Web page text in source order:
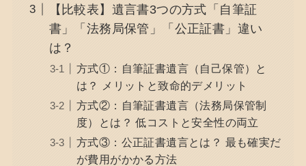
【比較表】遺言書3つの方式「自筆証
書」「法務局保管」「公正証書」違い
は？
方式①：自筆証書遺言（自己保管）と
は？ メリットと致命的デメリット
方式②：自筆証書遺言（法務局保管制
度）とは？ 低コストと安全性の両立
方式③：公正証書遺言とは？ 最も確実だ
が費用がかかる方法